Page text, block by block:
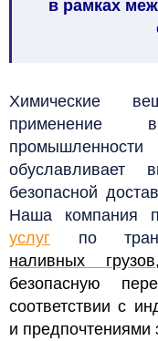
в рамках
Химические
применение
обуславливает
безопасной
Наша компания
услуг по
наливных грузов
безопасную
соответствии с
и предпочтениями